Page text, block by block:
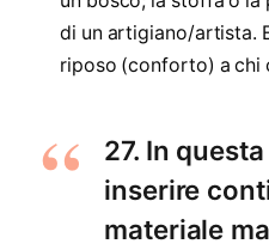
di un artigiano/artista.
riposo (conforto) a chi
27. In
inserire
materiale